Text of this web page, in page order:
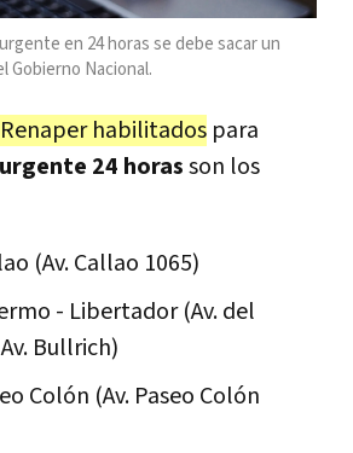
en 24 horas se debe sacar un
Gobierno Nacional.
habilitados para
24 horasson los
(Av. Callao 1065)
- Libertador (Av. del
Bullrich)
Colón (Av. Paseo Colón